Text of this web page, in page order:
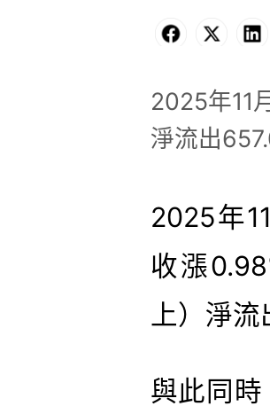
Facebook
2025年11
淨流出
2025年
收漲
上）淨
與此同